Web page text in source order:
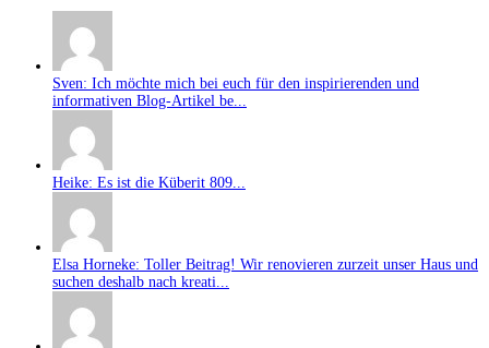
Sven: Ich möchte mich bei euch für den inspirierenden und
informativen Blog-Artikel be...
Heike: Es ist die Küberit 809...
Elsa Horneke: Toller Beitrag! Wir renovieren zurzeit unser Haus und
suchen deshalb nach kreati...